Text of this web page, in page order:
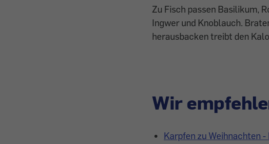
Zu Fisch passen Basilikum,
Ingwer und Knoblauch.
herausbacken treibt den
Wir
Karpfen zu Weihnachten